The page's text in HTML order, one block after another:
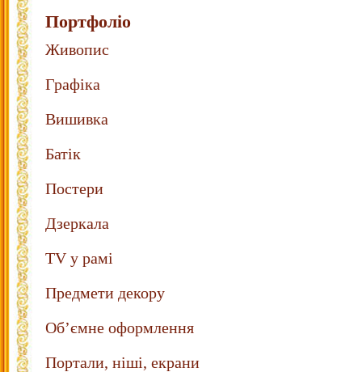
Портфоліо
Живопис
Графіка
Вишивка
Батік
Постери
Дзеркала
TV у рамі
Предмети декору
Об’ємне оформлення
Портали, ніші, екрани